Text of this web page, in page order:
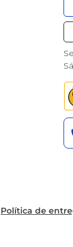
Política de